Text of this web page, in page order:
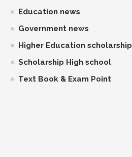
Education news
Government news
Higher Education scholarship
Scholarship High school
Text Book & Exam Point